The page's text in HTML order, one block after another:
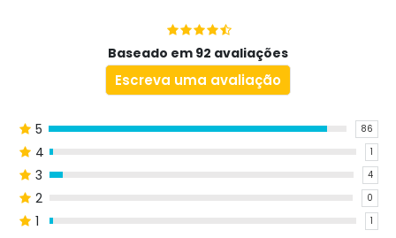
Baseado em 92 avaliações
Escreva uma avaliação
5 86
4 1
3 4
2 0
1 1